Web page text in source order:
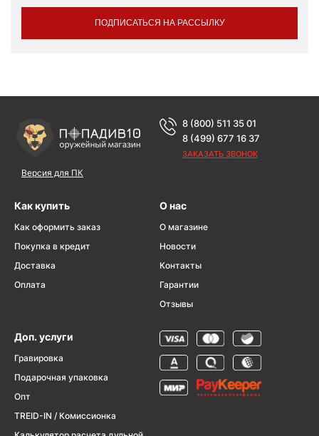
ПОДПИСАТЬСЯ НА РАССЫЛКУ
Версия для ПК
8 (800) 511 35 01
8 (499) 677 16 37
ЗАКАЗАТЬ ЗВОНОК
Как купить
Как оформить заказ
Покупка в кредит
Доставка
Оплата
О нас
О магазине
Новости
Контакты
Гарантии
Отзывы
Доп. услуги
Гравировка
Подарочная упаковка
Опт
TREID-IN / Комиссионка